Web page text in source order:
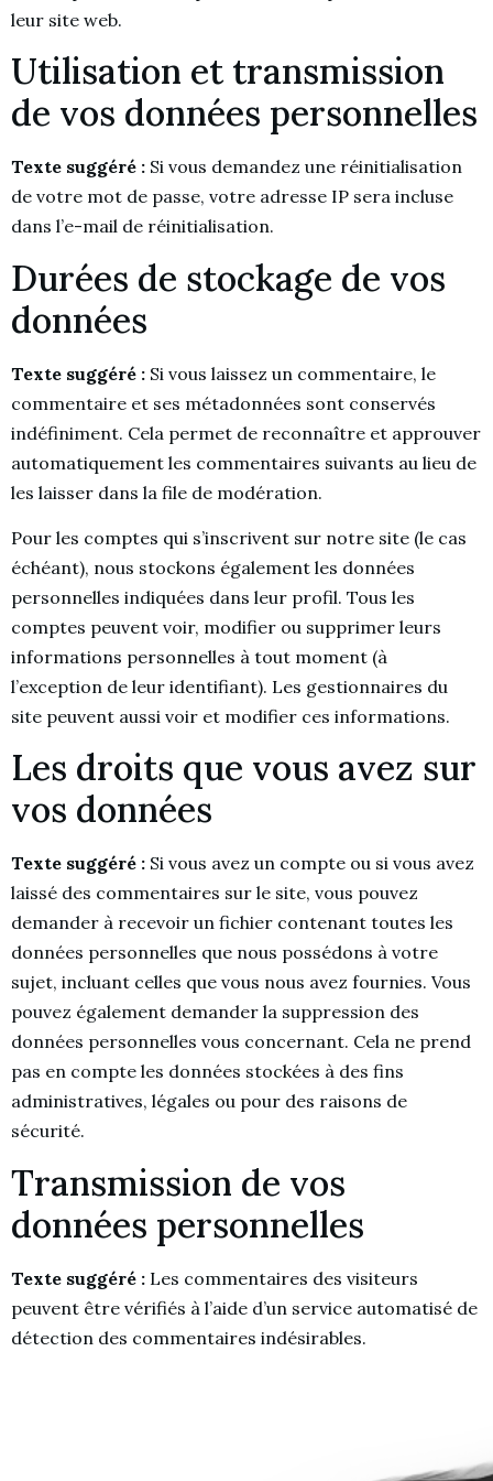
leur site web.
Utilisation et transmission
de vos données personnelles
Texte suggéré : Si vous demandez une réinitialisation
de votre mot de passe, votre adresse IP sera incluse
dans l’e-mail de réinitialisation.
Durées de stockage de vos
données
Texte suggéré : Si vous laissez un commentaire, le
commentaire et ses métadonnées sont conservés
indéfiniment. Cela permet de reconnaître et approuver
automatiquement les commentaires suivants au lieu de
les laisser dans la file de modération.
Pour les comptes qui s’inscrivent sur notre site (le cas
échéant), nous stockons également les données
personnelles indiquées dans leur profil. Tous les
comptes peuvent voir, modifier ou supprimer leurs
informations personnelles à tout moment (à
l’exception de leur identifiant). Les gestionnaires du
site peuvent aussi voir et modifier ces informations.
Les droits que vous avez sur
vos données
Texte suggéré : Si vous avez un compte ou si vous avez
laissé des commentaires sur le site, vous pouvez
demander à recevoir un fichier contenant toutes les
données personnelles que nous possédons à votre
sujet, incluant celles que vous nous avez fournies. Vous
pouvez également demander la suppression des
données personnelles vous concernant. Cela ne prend
pas en compte les données stockées à des fins
administratives, légales ou pour des raisons de
sécurité.
Transmission de vos
données personnelles
Texte suggéré : Les commentaires des visiteurs
peuvent être vérifiés à l’aide d’un service automatisé de
détection des commentaires indésirables.